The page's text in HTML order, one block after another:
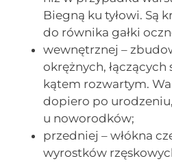
Biegną ku tyłowi. Są
do równika gałki
wewnętrznej –
okrężnych, łączących
kątem rozwartym.
dopiero po
u noworodków;
przedniej – włókna
wyrostków